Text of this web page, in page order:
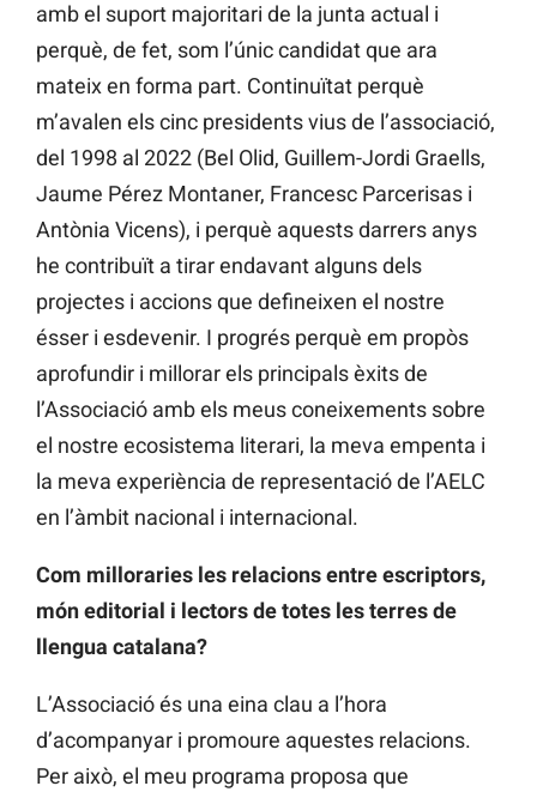
amb el suport majoritari de la junta actual i
perquè, de fet, som l’únic candidat que ara
mateix en forma part. Continuïtat perquè
m’avalen els cinc presidents vius de l’associació,
del 1998 al 2022 (Bel Olid, Guillem-Jordi Graells,
Jaume Pérez Montaner, Francesc Parcerisas i
Antònia Vicens), i perquè aquests darrers anys
he contribuït a tirar endavant alguns dels
projectes i accions que defineixen el nostre
ésser i esdevenir. I progrés perquè em propòs
aprofundir i millorar els principals èxits de
l’Associació amb els meus coneixements sobre
el nostre ecosistema literari, la meva empenta i
la meva experiència de representació de l’AELC
en l’àmbit nacional i internacional.
Com milloraries les relacions entre escriptors,
món editorial i lectors de totes les terres de
llengua catalana?
L’Associació és una eina clau a l’hora
d’acompanyar i promoure aquestes relacions.
Per això, el meu programa proposa que